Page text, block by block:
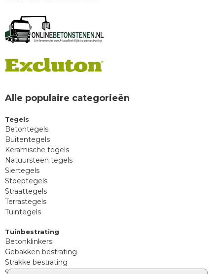
Alle populaire categorieën
Tegels
Betontegels
Buitentegels
Keramische tegels
Natuursteen tegels
Siertegels
Stoeptegels
Straattegels
Terrastegels
Tuintegels
Tuinbestrating
Betonklinkers
Gebakken bestrating
Strakke bestrating